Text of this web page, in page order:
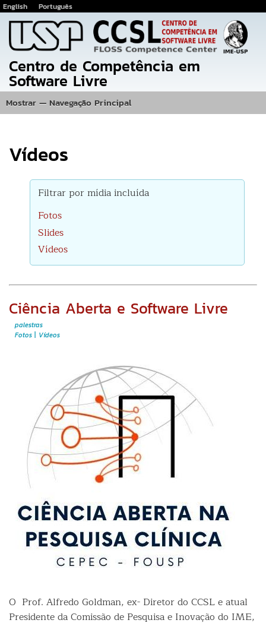
para
o
conteúdo
principal
English Português
Centro de Competência em
Software Livre
Navegação
Principal
Mostrar — Navegação Principal
Vídeos
Filtrar por mídia incluída
Fotos
Slides
Vídeos
Ciência Aberta e Software Livre
palestras
Fotos
Vídeos
O Prof. Alfredo Goldman, ex- Diretor do CCSL e atual
Presidente da Comissão de Pesquisa e Inovação do IME,